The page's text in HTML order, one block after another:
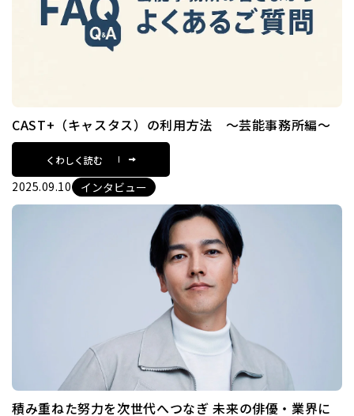
CAST+（キャスタス）の利用方法 〜芸能事務所編〜
くわしく読む
2025.09.10 インタビュー
積み重ねた努力を次世代へつなぎ 未来の俳優・業界に